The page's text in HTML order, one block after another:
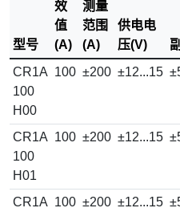
型号
效
值
(A)
测量
范围
(A)
供电电
压(V)
CR1A
100
H00
100 ±200 ±12...15
CR1A
100
H01
100 ±200 ±12...15
CR1A 100 ±200 ±12...15